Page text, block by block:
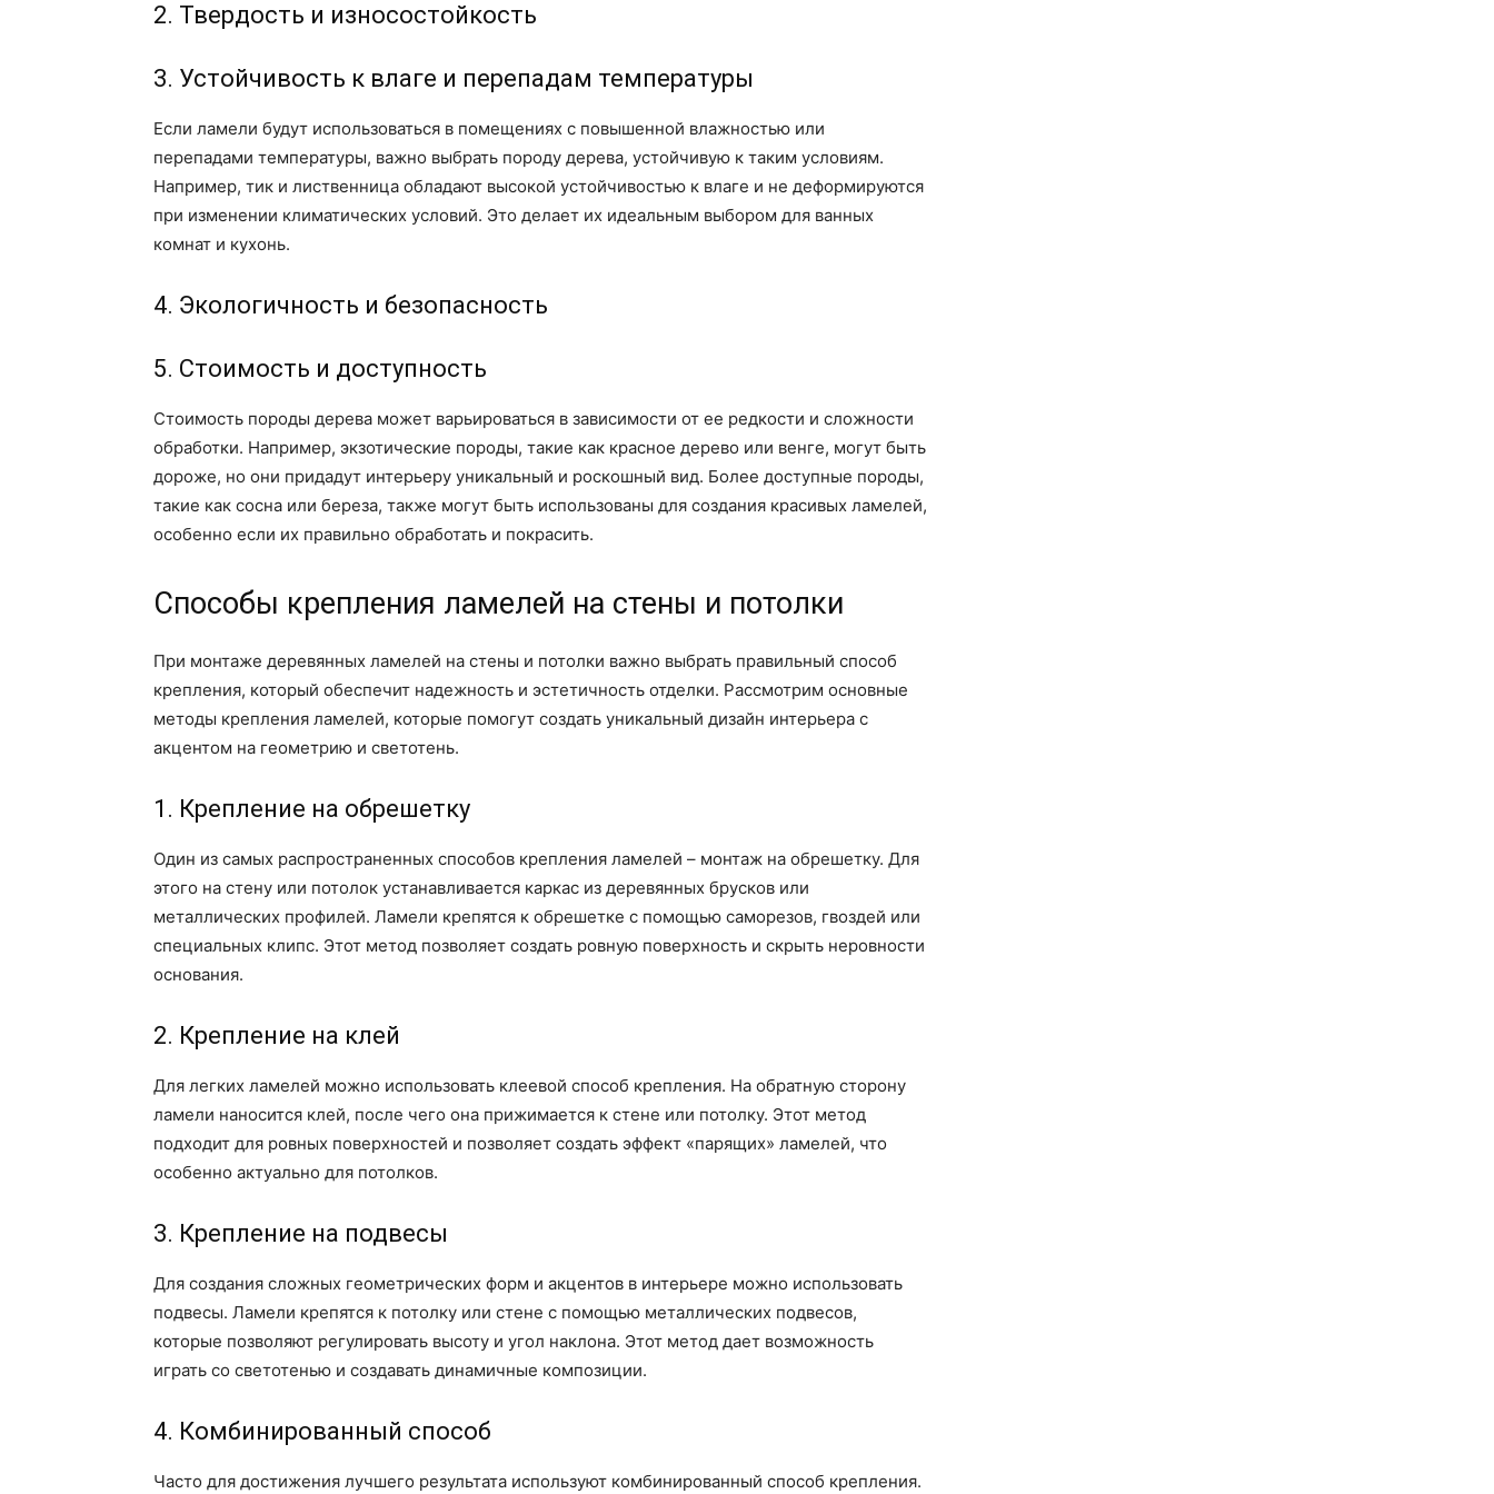
2. Твердость и износостойкость
3. Устойчивость к влаге и перепадам температуры
Если ламели будут использоваться в помещениях с повышенной влажностью или
перепадами температуры, важно выбрать породу дерева, устойчивую к таким условиям.
Например, тик и лиственница обладают высокой устойчивостью к влаге и не деформируются
при изменении климатических условий. Это делает их идеальным выбором для ванных
комнат и кухонь.
4. Экологичность и безопасность
5. Стоимость и доступность
Стоимость породы дерева может варьироваться в зависимости от ее редкости и сложности
обработки. Например, экзотические породы, такие как красное дерево или венге, могут быть
дороже, но они придадут интерьеру уникальный и роскошный вид. Более доступные породы,
такие как сосна или береза, также могут быть использованы для создания красивых ламелей,
особенно если их правильно обработать и покрасить.
Способы крепления ламелей на стены и потолки
При монтаже деревянных ламелей на стены и потолки важно выбрать правильный способ
крепления, который обеспечит надежность и эстетичность отделки. Рассмотрим основные
методы крепления ламелей, которые помогут создать уникальный дизайн интерьера с
акцентом на геометрию и светотень.
1. Крепление на обрешетку
Один из самых распространенных способов крепления ламелей – монтаж на обрешетку. Для
этого на стену или потолок устанавливается каркас из деревянных брусков или
металлических профилей. Ламели крепятся к обрешетке с помощью саморезов, гвоздей или
специальных клипс. Этот метод позволяет создать ровную поверхность и скрыть неровности
основания.
2. Крепление на клей
Для легких ламелей можно использовать клеевой способ крепления. На обратную сторону
ламели наносится клей, после чего она прижимается к стене или потолку. Этот метод
подходит для ровных поверхностей и позволяет создать эффект «парящих» ламелей, что
особенно актуально для потолков.
3. Крепление на подвесы
Для создания сложных геометрических форм и акцентов в интерьере можно использовать
подвесы. Ламели крепятся к потолку или стене с помощью металлических подвесов,
которые позволяют регулировать высоту и угол наклона. Этот метод дает возможность
играть со светотенью и создавать динамичные композиции.
4. Комбинированный способ
Часто для достижения лучшего результата используют комбинированный способ крепления.